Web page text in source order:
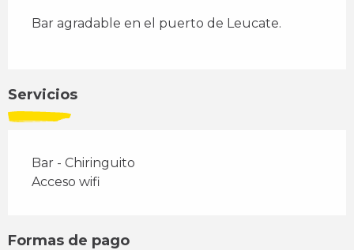
Bar agradable en el puerto de Leucate.
Servicios
Bar - Chiringuito
Acceso wifi
Formas de pago